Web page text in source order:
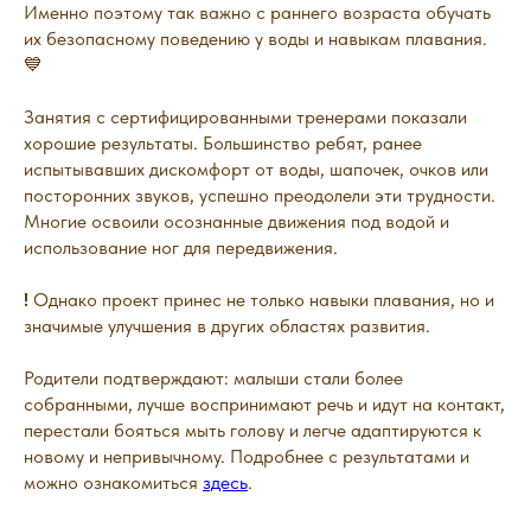
Именно поэтому так важно с раннего возраста обучать
их безопасному поведению у воды и навыкам плавания.
💙
Занятия с сертифицированными тренерами показали
хорошие результаты. Большинство ребят, ранее
испытывавших дискомфорт от воды, шапочек, очков или
посторонних звуков, успешно преодолели эти трудности.
Многие освоили осознанные движения под водой и
использование ног для передвижения.
! Однако проект принес не только навыки плавания, но и
значимые улучшения в других областях развития.
Родители подтверждают: малыши стали более
собранными, лучше воспринимают речь и идут на контакт,
перестали бояться мыть голову и легче адаптируются к
новому и непривычному. Подробнее с результатами и
можно ознакомиться здесь.